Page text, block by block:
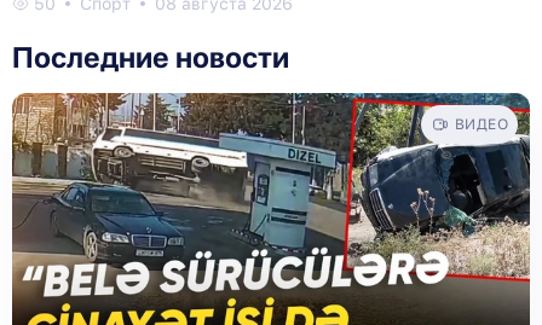
Последние новости
ВИДЕО